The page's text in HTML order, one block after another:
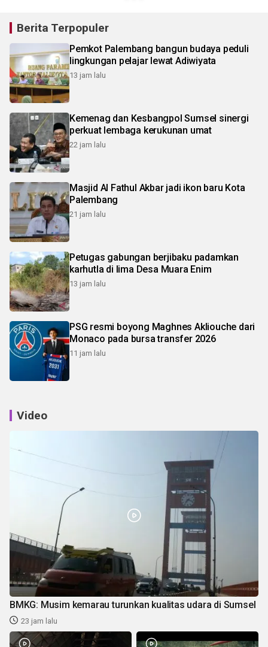
Berita Terpopuler
Pemkot Palembang bangun budaya peduli
lingkungan pelajar lewat Adiwiyata
13 jam lalu
Kemenag dan Kesbangpol Sumsel sinergi
perkuat lembaga kerukunan umat
22 jam lalu
Masjid Al Fathul Akbar jadi ikon baru Kota
Palembang
21 jam lalu
Petugas gabungan berjibaku padamkan
karhutla di lima Desa Muara Enim
13 jam lalu
PSG resmi boyong Maghnes Akliouche dari
Monaco pada bursa transfer 2026
11 jam lalu
Video
BMKG: Musim kemarau turunkan kualitas udara di Sumsel
23 jam lalu